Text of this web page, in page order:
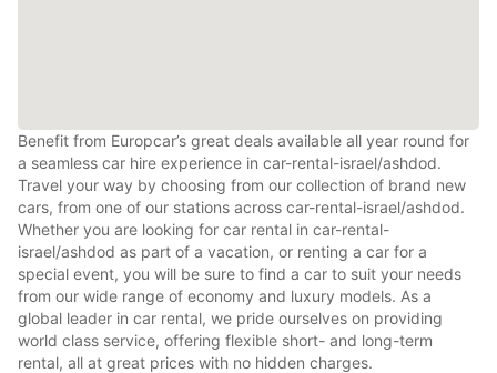
Benefit from Europcar’s great deals available all year round for
a seamless car hire experience in car-rental-israel/ashdod.
Travel your way by choosing from our collection of brand new
cars, from one of our stations across car-rental-israel/ashdod.
Whether you are looking for car rental in car-rental-
israel/ashdod as part of a vacation, or renting a car for a
special event, you will be sure to find a car to suit your needs
from our wide range of economy and luxury models. As a
global leader in car rental, we pride ourselves on providing
world class service, offering flexible short- and long-term
rental, all at great prices with no hidden charges.